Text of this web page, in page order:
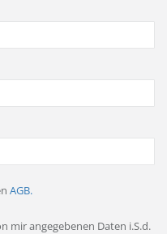
AGB.
mir angegebenen Daten i.S.d.